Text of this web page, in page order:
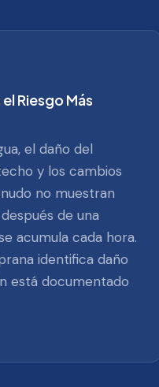
Riesgo Más
el daño del
y los cambios
no muestran
de una
acumula cada hora.
identifica daño
está documentado